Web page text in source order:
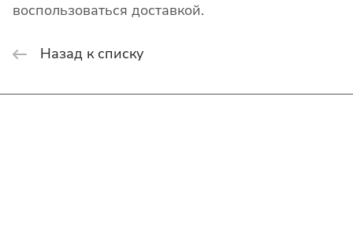
воспользоваться доставкой.
Назад к списку